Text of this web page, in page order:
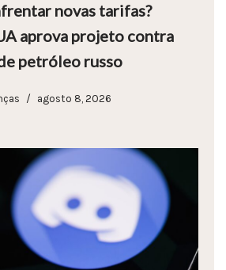
novas tarifas?
aprova projeto contra
petróleo russo
agosto 8, 2026